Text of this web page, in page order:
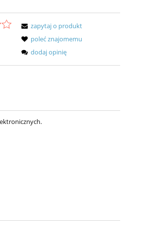
zapytaj o produkt
poleć znajomemu
dodaj opinię